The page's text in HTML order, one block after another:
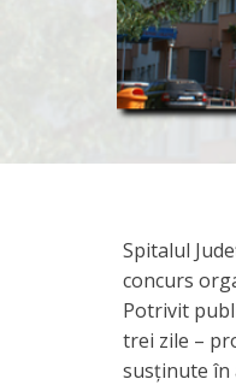
Spitalul
concurs
Potrivit
trei zile –
susținute în